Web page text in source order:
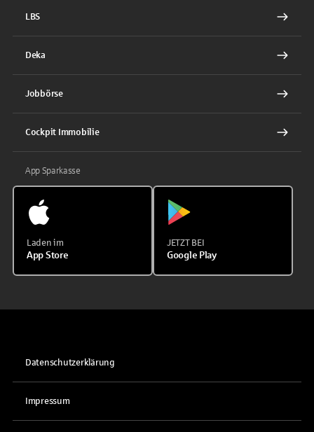
LBS
Deka
Jobbörse
Cockpit Immobilie
App Sparkasse
Laden im
App Store
JETZT BEI
Google Play
Datenschutzerklärung
Impressum